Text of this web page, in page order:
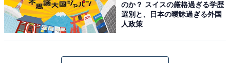
のか？ スイスの厳格過ぎる学歴
選別と、日本の曖昧過ぎる外国
人政策